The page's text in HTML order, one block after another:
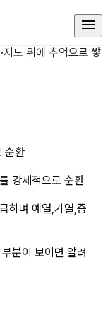
상세 페이
지도 위에 추억으로 쌓
순환
강제적으로 순환
하며 예열,가열,증
분이 보이면 알려